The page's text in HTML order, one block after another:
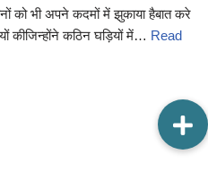
को भी अपने कदमों में झुकाया हैबात करे
कीजिन्होंने कठिन घड़ियों में… Read